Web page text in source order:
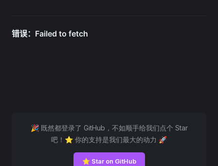
🎉 既然都登录了 GitHub，不如顺手给我们点个 Star
吧！⭐ 你的支持是我们最大的动力 🚀
⭐ Star on GitHub